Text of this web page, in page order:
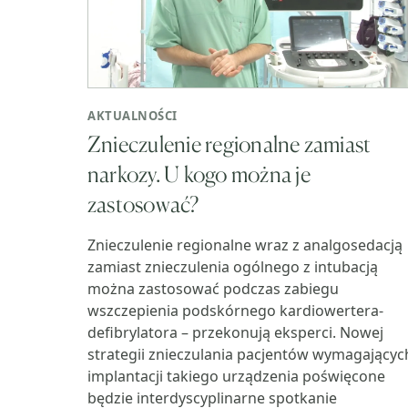
AKTUALNOŚCI
Znieczulenie regionalne zamiast
narkozy. U kogo można je
zastosować?
Znieczulenie regionalne wraz z analgosedacją
zamiast znieczulenia ogólnego z intubacją
można zastosować podczas zabiegu
wszczepienia podskórnego kardiowertera-
defibrylatora – przekonują eksperci. Nowej
strategii znieczulania pacjentów
implantacji takiego urządzenia poświęcone
będzie interdyscyplinarne spotkanie